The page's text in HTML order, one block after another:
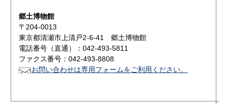
郷土博物館
〒204-0013
東京都清瀬市上清戸2-6-41 郷土博物館
電話番号（直通）：042-493-5811
ファクス番号：042-493-8808
お問い合わせは専用フォームをご利用ください。